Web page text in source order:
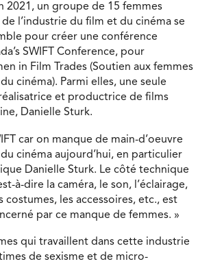
2021, un groupe de 15 femmes
l’industrie du film et du cinéma se
pour créer une conférence
SWIFT Conference, pour
in Film Trades (Soutien aux femmes
cinéma). Parmi elles, une seule
et productrice de films
Danielle Sturk.
car on manque de main-d’oeuvre
cinéma aujourd’hui, en particulier
Danielle Sturk. Le côté technique
à-dire la caméra, le son, l’éclairage,
costumes, les accessoires, etc., est
par ce manque de femmes. »
qui travaillent dans cette industrie
de sexisme et de micro-